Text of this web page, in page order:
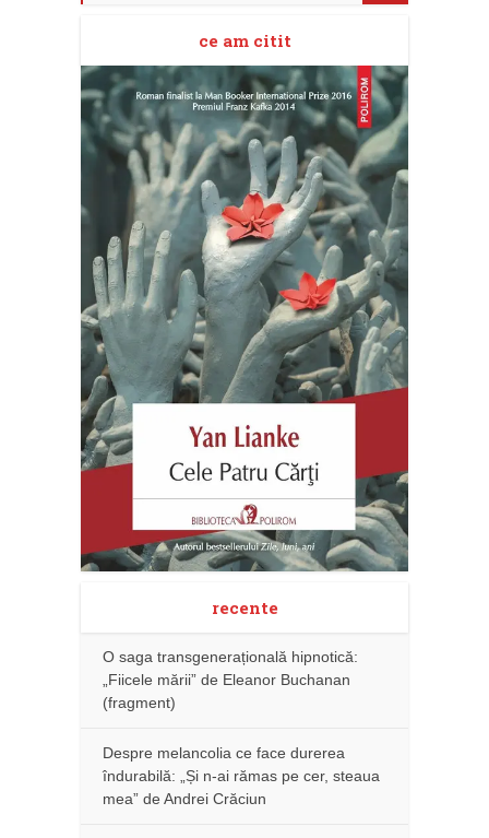
ce am citit
recente
O saga transgenerațională hipnotică:
„Fiicele mării” de Eleanor Buchanan
(fragment)
Despre melancolia ce face durerea
îndurabilă: „Și n-ai rămas pe cer, steaua
mea” de Andrei Crăciun